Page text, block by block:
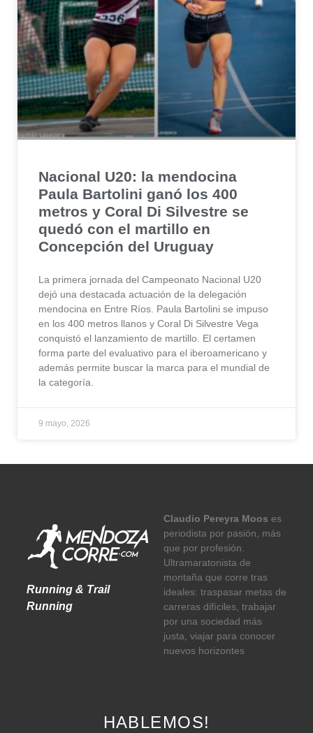
Nacional U20: la mendocina
Paula Bartolini ganó los 400
metros y Coral Di Silvestre se
quedó con el martillo en
Concepción del Uruguay
La primera jornada del Campeonato Nacional U20
dejó una destacada actuación de la delegación
mendocina en Entre Ríos. Paula Bartolini se impuso
en los 400 metros llanos y Coral Di Silvestre Vega
conquistó el lanzamiento de martillo. El certamen
forma parte del evaluativo para el iberoamericano y
además permite buscar la marca para el mundial de
la categoría.
9 mayo, 2026
Running & Trail
Running
Claudio Pereyra Moos es
periodista por pasión, más
que por profesión.
Ultramaratonista de
montaña que corre tras
ideales: traspasar metas de
carreras difíciles, trabajar
por una sociedad más
justa, viajar para conocer
nuevos horizontes
HABLEMOS!